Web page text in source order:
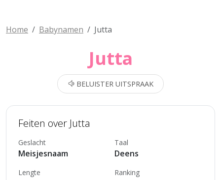
Home Babynamen Jutta
Jutta
BELUISTER UITSPRAAK
Feiten over Jutta
Geslacht
Meisjesnaam
Taal
Deens
Lengte Ranking